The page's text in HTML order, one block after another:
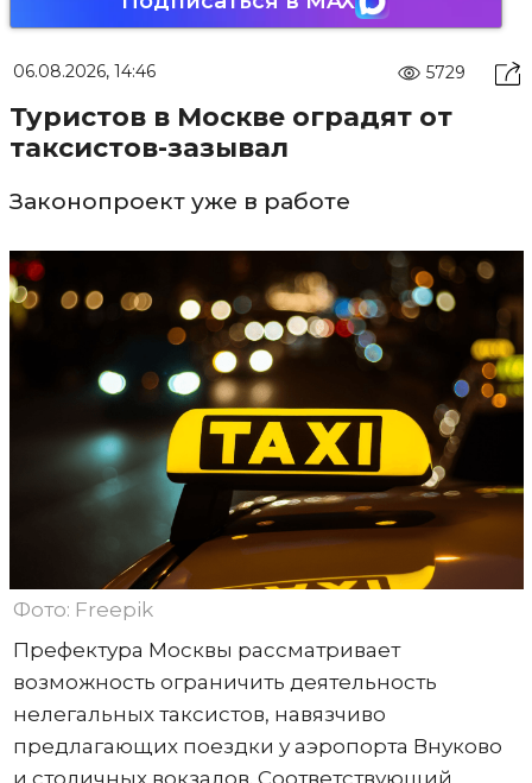
06.08.2026, 14:46 5729
Туристов в Москве оградят от
таксистов-зазывал
Законопроект уже в работе
Фото: Freepik
Префектура Москвы рассматривает
возможность ограничить деятельность
нелегальных таксистов, навязчиво
предлагающих поездки у аэропорта Внуково